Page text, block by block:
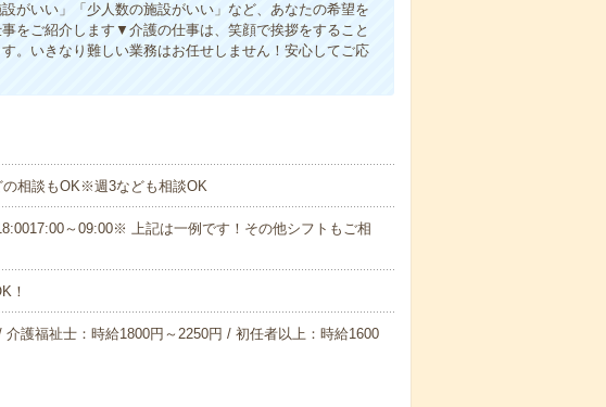
がいい」「少人数の施設がいい」など、あなたの希望を
をご紹介します▼介護の仕事は、笑顔で挨拶をすること
。いきなり難しい業務はお任せしません！安心してご応
相談もOK※週3なども相談OK
～09:00※ 上記は一例です！その他シフトもご相
！
護福祉士：時給1800円～2250円 / 初任者以上：時給1600